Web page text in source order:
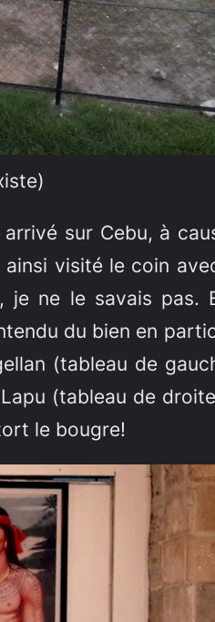
sur Cebu, à
visité le coin
je ne le savais pas.
du bien en
(tableau de
(tableau de
le bougre!